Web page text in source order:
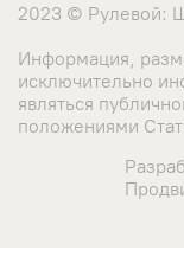
2023 © Рулевой:
Информация,
исключительно
являться
положениями